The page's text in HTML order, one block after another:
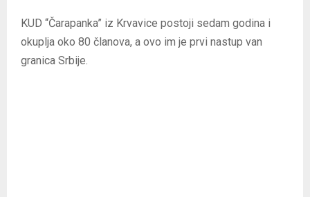
KUD “Čarapanka” iz Krvavice postoji sedam godina i
okuplja oko 80 članova, a ovo im je prvi nastup van
granica Srbije.